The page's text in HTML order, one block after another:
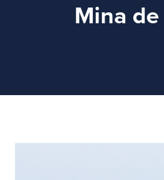
Mina